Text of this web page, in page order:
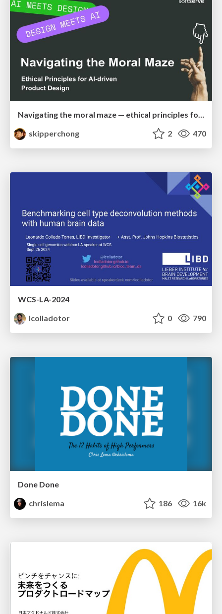
Navigating the moral maze — ethical principles for Al-driven product design
skipperchong
2 470
WCS-LA-2024
lcolladotor
0 790
Done Done
chrislema
186 16k